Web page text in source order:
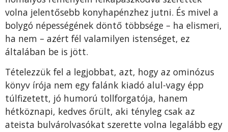
volna jelentősebb konyhapénzhez jutni. És mivel a
bolygó népességének döntő többsége – ha elismeri,
ha nem – azért fél valamilyen istenséget, ez
általában be is jött.
Tételezzük fel a legjobbat, azt, hogy az ominózus
könyv írója nem egy falánk kiadó alul-vagy épp
túlfizetett, jó humorú tollforgatója, hanem
hétköznapi, kedves őrült, aki tényleg csak az
ateista bulvárolvasókat szerette volna legalább egy